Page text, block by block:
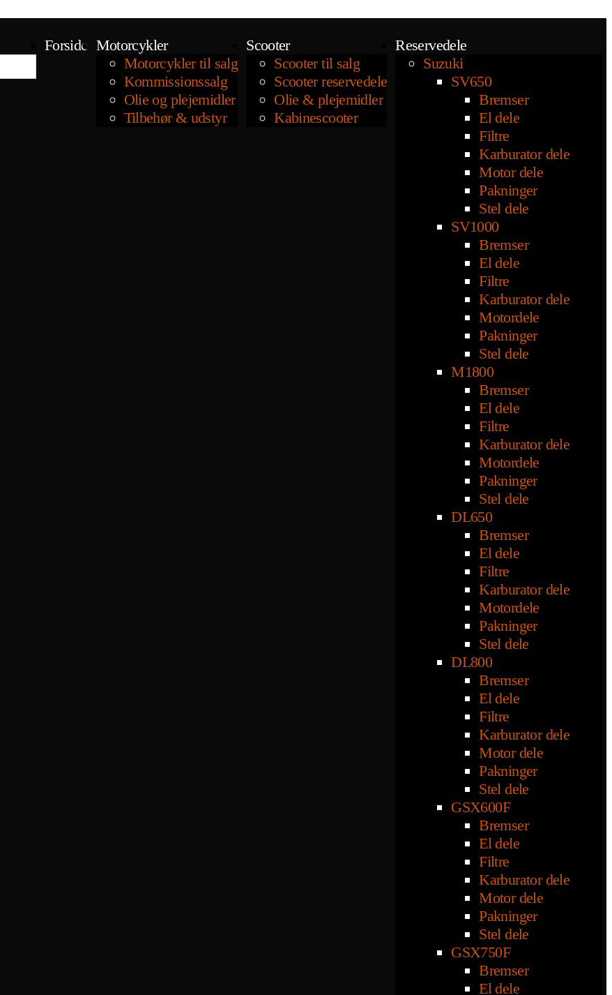
Forside Motorcykler
Motorcykler til salg
Kommissionssalg
Olie og plejemidler
Tilbehør & udstyr
Scooter
Scooter til salg
Scooter reservedele
Olie & plejemidler
Kabinescooter
Reservedele
Suzuki
SV650
Bremser
El dele
Filtre
Karburator dele
Motor dele
Pakninger
Stel dele
SV1000
Bremser
El dele
Filtre
Karburator dele
Motordele
Pakninger
Stel dele
M1800
Bremser
El dele
Filtre
Karburator dele
Motordele
Pakninger
Stel dele
DL650
Bremser
El dele
Filtre
Karburator dele
Motordele
Pakninger
Stel dele
DL800
Bremser
El dele
Filtre
Karburator dele
Motor dele
Pakninger
Stel dele
GSX600F
Bremser
El dele
Filtre
Karburator dele
Motor dele
Pakninger
Stel dele
GSX750F
Bremser
El dele